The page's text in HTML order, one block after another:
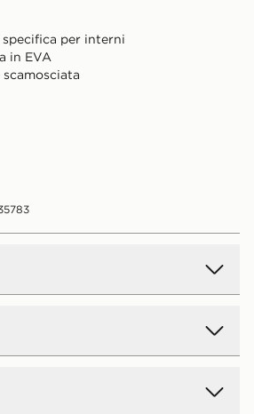
per interni
in EVA
a domicilio:
per ordini
a partire da 50 € per tutti gli